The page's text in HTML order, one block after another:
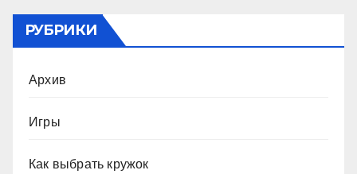
РУБРИКИ
Архив
Игры
Как выбрать кружок